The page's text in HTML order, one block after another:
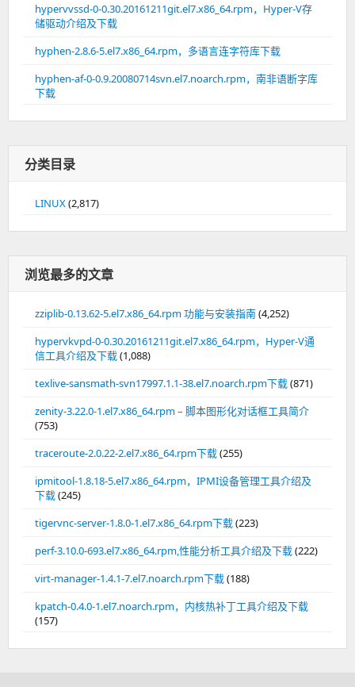
hypervvssd-0-0.30.20161211git.el7.x86_64.rpm，Hyper-V存
储驱动介绍及下载
hyphen-2.8.6-5.el7.x86_64.rpm，多语言连字符库下载
hyphen-af-0-0.9.20080714svn.el7.noarch.rpm，南非语断字库
下载
分类目录
LINUX(2,817)
浏览最多的文章
zziplib-0.13.62-5.el7.x86_64.rpm 功能与安装指南(4,252)
hypervkvpd-0-0.30.20161211git.el7.x86_64.rpm，Hyper-V通
信工具介绍及下载(1,088)
texlive-sansmath-svn17997.1.1-38.el7.noarch.rpm下载(871)
zenity-3.22.0-1.el7.x86_64.rpm – 脚本图形化对话框工具简介
(753)
traceroute-2.0.22-2.el7.x86_64.rpm下载(255)
ipmitool-1.8.18-5.el7.x86_64.rpm，IPMI设备管理工具介绍及
下载(245)
tigervnc-server-1.8.0-1.el7.x86_64.rpm下载(223)
perf-3.10.0-693.el7.x86_64.rpm,性能分析工具介绍及下载(222)
virt-manager-1.4.1-7.el7.noarch.rpm下载(188)
kpatch-0.4.0-1.el7.noarch.rpm，内核热补丁工具介绍及下载
(157)